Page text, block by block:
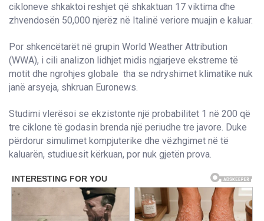
cikloneve shkaktoi reshjet që shkaktuan 17 viktima dhe
zhvendosën 50,000 njerëz në Italinë veriore muajin e kaluar.
Por shkencëtarët në grupin World Weather Attribution
(WWA), i cili analizon lidhjet midis ngjarjeve ekstreme të
motit dhe ngrohjes globale tha se ndryshimet klimatike nuk
janë arsyeja, shkruan Euronews.
Studimi vlerësoi se ekzistonte një probabilitet 1 në 200 që
tre ciklone të godasin brenda një periudhe tre javore. Duke
përdorur simulimet kompjuterike dhe vëzhgimet në të
kaluarën, studiuesit kërkuan, por nuk gjetën prova.